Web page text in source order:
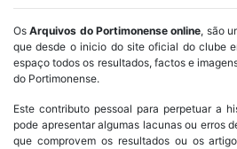
OsArquivos do Portimonense online, são
que desde o inicio do site oficial do clube
espaço todos os resultados, factos e
do Portimonense.
Este contributo pessoal para perpetuar a
pode apresentar algumas lacunas ou erros
que comprovem os resultados ou os